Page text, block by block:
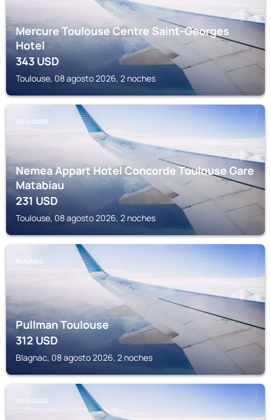
Mercure Toulouse Centre Saint-Georges
Hotel
343USD
Toulouse, 08 agosto 2026, 2 noches
TOULOUSE
Nemea Appart Hotel Concorde Toulouse Gare
Matabiau
231USD
Toulouse, 08 agosto 2026, 2 noches
BLAGNAC
Pullman Toulouse
312USD
Blagnac, 08 agosto 2026, 2 noches
TOULOUSE